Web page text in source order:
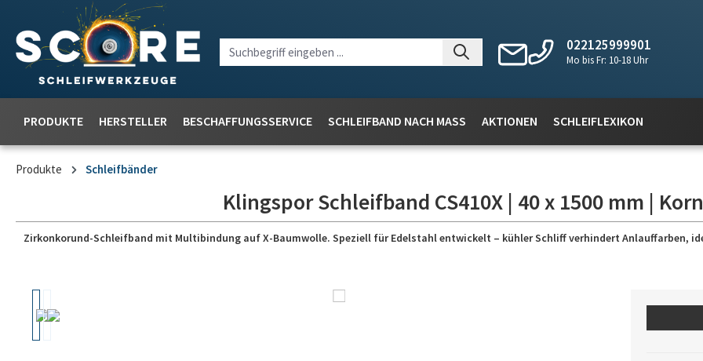
022125999901
Mo bis Fr: 10-18 Uhr
PRODUKTE HERSTELLER BESCHAFFUNGSSERVICE SCHLEIFBAND NACH MASS AKTIONEN SCHLEIFLEXIKON
Produkte Schleifbänder
Klingspor Schleifband CS410X | 40 x 1500 mm |
Zirkonkorund-Schleifband mit Multibindung auf X-Baumwolle. Speziell für Edelstahl entwickelt – kühler Schliff verhindert Anlauffarben,